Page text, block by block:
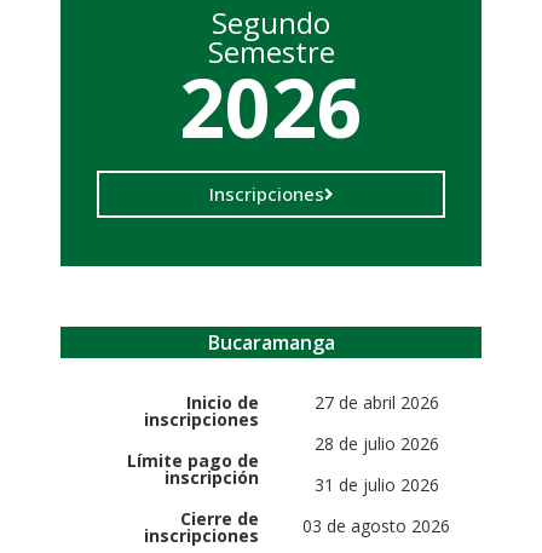
Segundo
Semestre
2026
Inscripciones
Bucaramanga
Inicio de
inscripciones
Límite pago de
inscripción
Cierre de
inscripciones
27 de abril 2026
28 de julio 2026
31 de julio 2026
03 de agosto 2026